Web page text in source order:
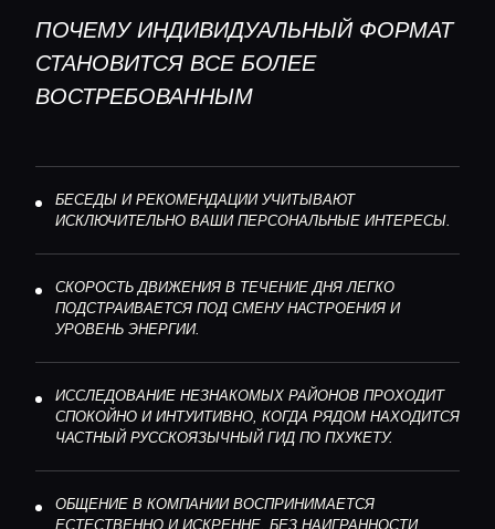
ПОЧЕМУ ИНДИВИДУАЛЬНЫЙ ФОРМАТ
СТАНОВИТСЯ ВСЕ БОЛЕЕ
ВОСТРЕБОВАННЫМ
БЕСЕДЫ И РЕКОМЕНДАЦИИ УЧИТЫВАЮТ
ИСКЛЮЧИТЕЛЬНО ВАШИ ПЕРСОНАЛЬНЫЕ ИНТЕРЕСЫ.
СКОРОСТЬ ДВИЖЕНИЯ В ТЕЧЕНИЕ ДНЯ ЛЕГКО
ПОДСТРАИВАЕТСЯ ПОД СМЕНУ НАСТРОЕНИЯ И
УРОВЕНЬ ЭНЕРГИИ.
ИССЛЕДОВАНИЕ НЕЗНАКОМЫХ РАЙОНОВ ПРОХОДИТ
СПОКОЙНО И ИНТУИТИВНО, КОГДА РЯДОМ НАХОДИТСЯ
ЧАСТНЫЙ РУССКОЯЗЫЧНЫЙ ГИД ПО ПХУКЕТУ.
ОБЩЕНИЕ В КОМПАНИИ ВОСПРИНИМАЕТСЯ
ЕСТЕСТВЕННО И ИСКРЕННЕ, БЕЗ НАИГРАННОСТИ.